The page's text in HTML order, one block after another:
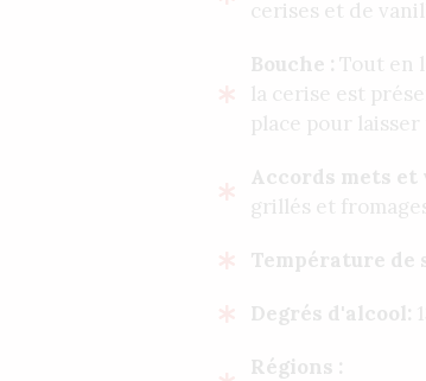
cerises et de
Bouche : Tout en
la cerise est
place pour
Accords mets et
grillés et
Température de
Degrés d'alcool:
Régions :